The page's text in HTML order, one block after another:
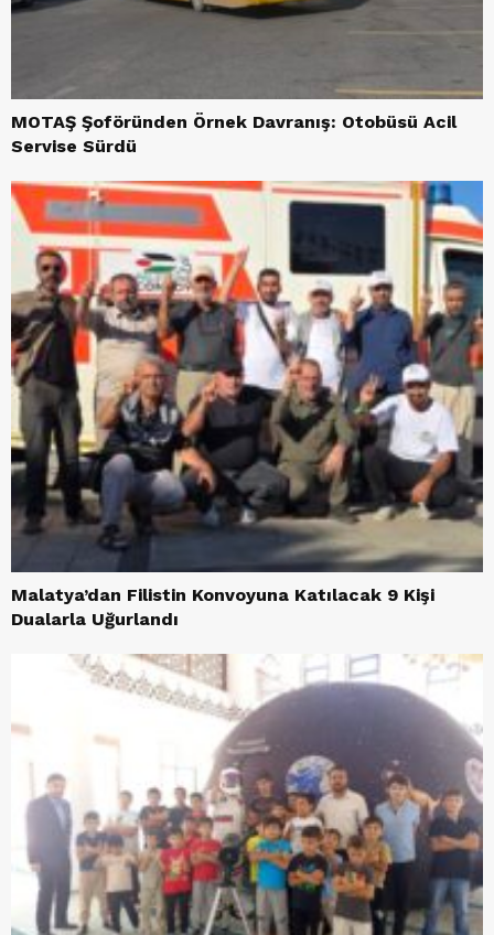
MOTAŞ Şoföründen Örnek Davranış: Otobüsü Acil
Servise Sürdü
Malatya’dan Filistin Konvoyuna Katılacak 9 Kişi
Dualarla Uğurlandı